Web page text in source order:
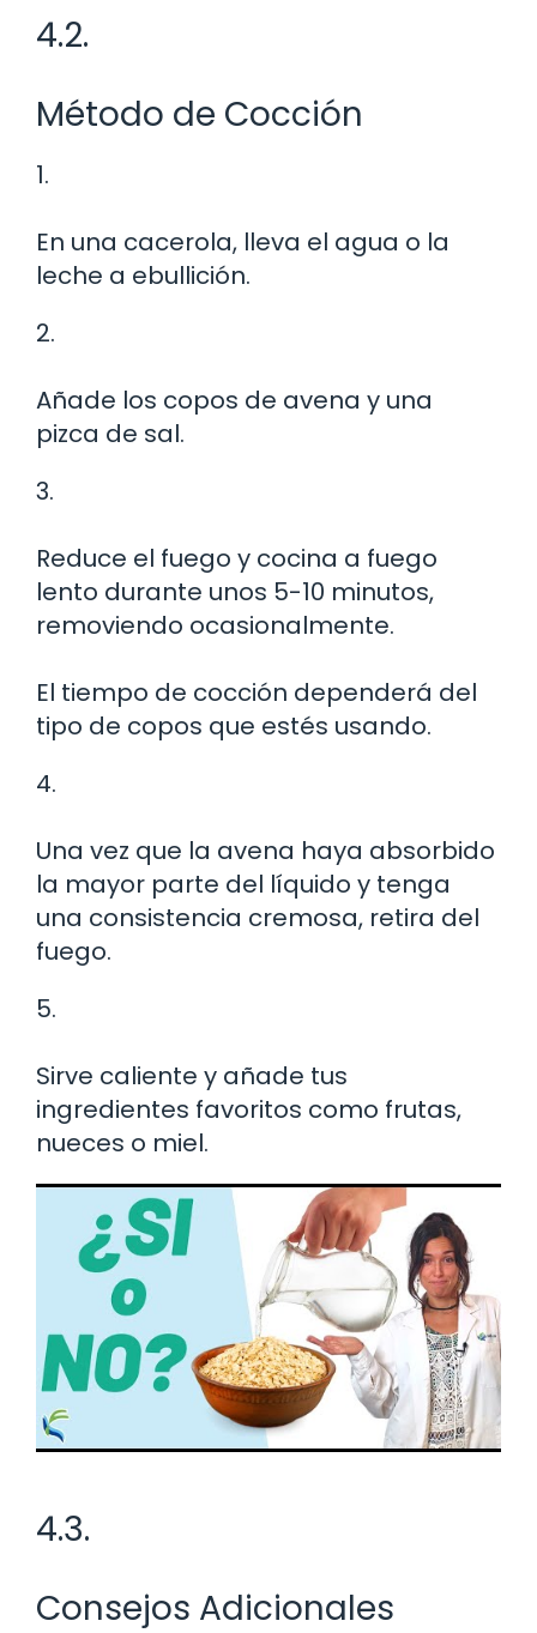
4.2.
Método de Cocción
1.
En una cacerola, lleva el agua o la
leche a ebullición.
2.
Añade los copos de avena y una
pizca de sal.
3.
Reduce el fuego y cocina a fuego
lento durante unos 5-10 minutos,
removiendo ocasionalmente.
El tiempo de cocción dependerá del
tipo de copos que estés usando.
4.
Una vez que la avena haya absorbido
la mayor parte del líquido y tenga
una consistencia cremosa, retira del
fuego.
5.
Sirve caliente y añade tus
ingredientes favoritos como frutas,
nueces o miel.
4.3.
Consejos Adicionales